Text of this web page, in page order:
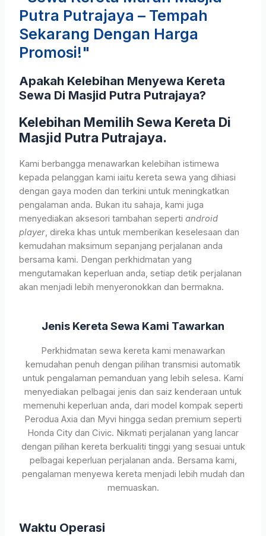
Putra Putrajaya – Tempah
Sekarang Dengan Harga
Promosi!"
Apakah Kelebihan Menyewa Kereta
Sewa Di Masjid Putra Putrajaya?
Kelebihan Memilih Sewa Kereta Di
Masjid Putra Putrajaya.
Kami berbangga menawarkan kelebihan istimewa
kepada pelanggan kami iaitu kereta sewa yang dihiasi
dengan gaya moden dan terkini untuk meningkatkan
pengalaman anda. Bukan itu sahaja, kami juga
menyediakan aksesori tambahan sepertiandroid
player , direka khas untuk memberikan keselesaan dan
kemudahan maksimum sepanjang perjalanan anda
bersama kami. Dengan perkhidmatan yang
mengutamakan keperluan anda, setiap detik perjalanan
akan menjadi lebih menyeronokkan dan bermakna.
Jenis Kereta Sewa Kami Tawarkan
Perkhidmatan sewa kereta kami menawarkan
kemudahan penuh dengan pilihan transmisi automatik
untuk pengalaman pemanduan yang lebih selesa. Kami
menyediakan pelbagai jenis dan saiz kenderaan untuk
memenuhi keperluan anda, dari model kompak seperti
Perodua Axia dan Myvi hingga sedan premium seperti
Honda City dan Civic. Nikmati perjalanan yang lancar
dengan pilihan kereta berkualiti tinggi yang sesuai untuk
pelbagai keperluan perjalanan anda. Bersama kami,
pengalaman menyewa kereta menjadi lebih mudah dan
memuaskan.
Waktu Operasi